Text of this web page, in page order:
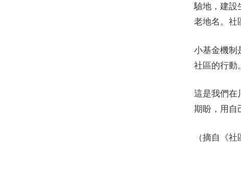
驗地，建設
老地名。社
小基金機制
社區的行動
這是我們在
期盼，用自
（摘自《